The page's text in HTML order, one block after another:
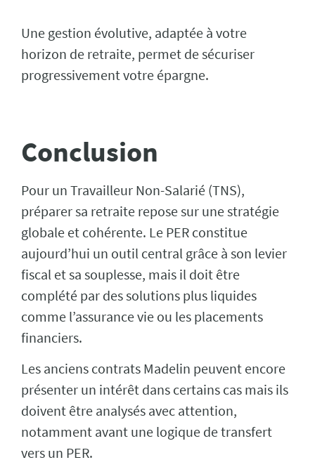
Une gestion évolutive, adaptée à votre
horizon de retraite, permet de sécuriser
progressivement votre épargne.
Conclusion
Pour un Travailleur Non-Salarié (TNS),
préparer sa retraite repose sur une stratégie
globale et cohérente. Le PER constitue
aujourd’hui un outil central grâce à son levier
fiscal et sa souplesse, mais il doit être
complété par des solutions plus liquides
comme l’assurance vie ou les placements
financiers.
Les anciens contrats Madelin peuvent encore
présenter un intérêt dans certains cas mais ils
doivent être analysés avec attention,
notamment avant une logique de transfert
vers un PER.